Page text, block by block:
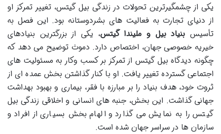
یکی از چشمگیرترین تحولات در زندگی بیل گیتس، تغییر تمرکز او
از دنیای تجارت به فعالیت های بشردوستانه بود. این فصل به
تأسیس بنیاد بیل و ملیندا گیتس، یکی از بزرگترین بنیادهای
خیریه خصوصی جهان، اختصاص دارد. دموث توضیح می دهد که
چگونه دیدگاه بیل گیتس از تمرکز بر کسب وکار به مسئولیت های
اجتماعی گسترده تغییر یافت. او با کنار گذاشتن بخش عمده ای از
ثروت خود، هدف بنیاد را بر مبارزه با فقر، بیماری و بهبود بهداشت
جهانی گذاشت. این بخش، جنبه های انسانی و اخلاقی زندگی بیل
گیتس را به نمایش می گذارد و الهام بخش بسیاری از افراد و
سازمان ها در سراسر جهان شده است.